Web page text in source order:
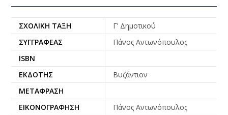
ΣΧΟΛΙΚΉ ΤΆΞΗ
Γ’ Δημοτικού
ΣΥΓΓΡΑΦΈΑΣ
Πάνος Αντωνόπουλος
ISBN
ΕΚΔΌΤΗΣ
Βυζάντιον
ΜΕΤΆΦΡΑΣΗ
ΕΙΚΟΝΟΓΡΆΦΗΣΗ
Πάνος Αντωνόπουλος